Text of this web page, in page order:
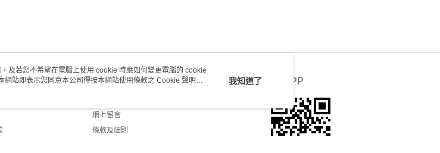
客戶服務
網上留言
條款及細則
官方APP
及若您不希望在電腦上使用 cookie 時應如何變更電腦的 cookie
網站即表示您同意本公司得按本網站使用條款之 Cookie 聲明使
我知道了